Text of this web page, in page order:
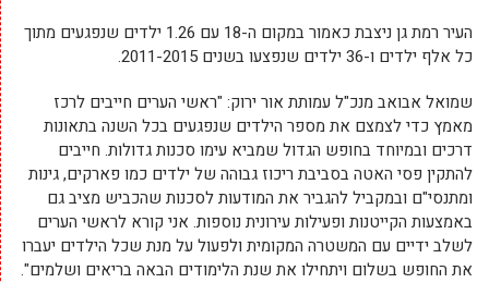
העיר רמת גן ניצבת כאמור במקום ה-18 עם 1.26 ילדים שנפגעים מתוך
כל אלף ילדים ו-36 ילדים שנפצעו בשנים 2011-2015.
שמואל אבואב מנכ"ל עמותת אור ירוק: "ראשי הערים חייבים לרכז
מאמץ כדי לצמצם את מספר הילדים שנפגעים בכל השנה בתאונות
דרכים ובמיוחד בחופש הגדול שמביא עימו סכנות גדולות. חייבים
להתקין פסי האטה בסביבת ריכוז גבוהה של ילדים כמו פארקים, גינות
ומתנסי"ם ובמקביל להגביר את המודעות לסכנות שהכביש מציב גם
באמצעות הקייטנות ופעילות עירונית נוספות. אני קורא לראשי הערים
לשלב ידיים עם המשטרה המקומית ולפעול על מנת שכל הילדים יעברו
את החופש בשלום ויתחילו את שנת הלימודים הבאה בריאים ושלמים".